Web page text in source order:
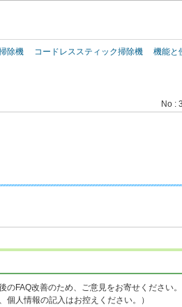
除機 コードレススティック掃除機 機能と
No :
のFAQ改善のため、ご意見をお寄せください
個人情報の記入はお控えください。）